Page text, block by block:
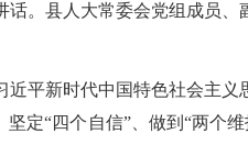
话。县人大常委会党组成员
近平新时代中国特色社会主
坚定“四个自信”、做到“两个